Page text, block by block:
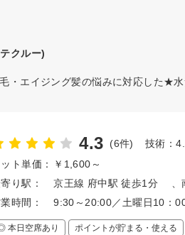
クルー)
・エイジング髪の悩みに対応した★
4.3 (6件) 技術：
ト単価：
￥1,600～
り駅：
京王線 府中駅 徒歩1分 、
時間：
9:30～20:00／土曜日10：
本日空席あり ポイントが貯まる・使える